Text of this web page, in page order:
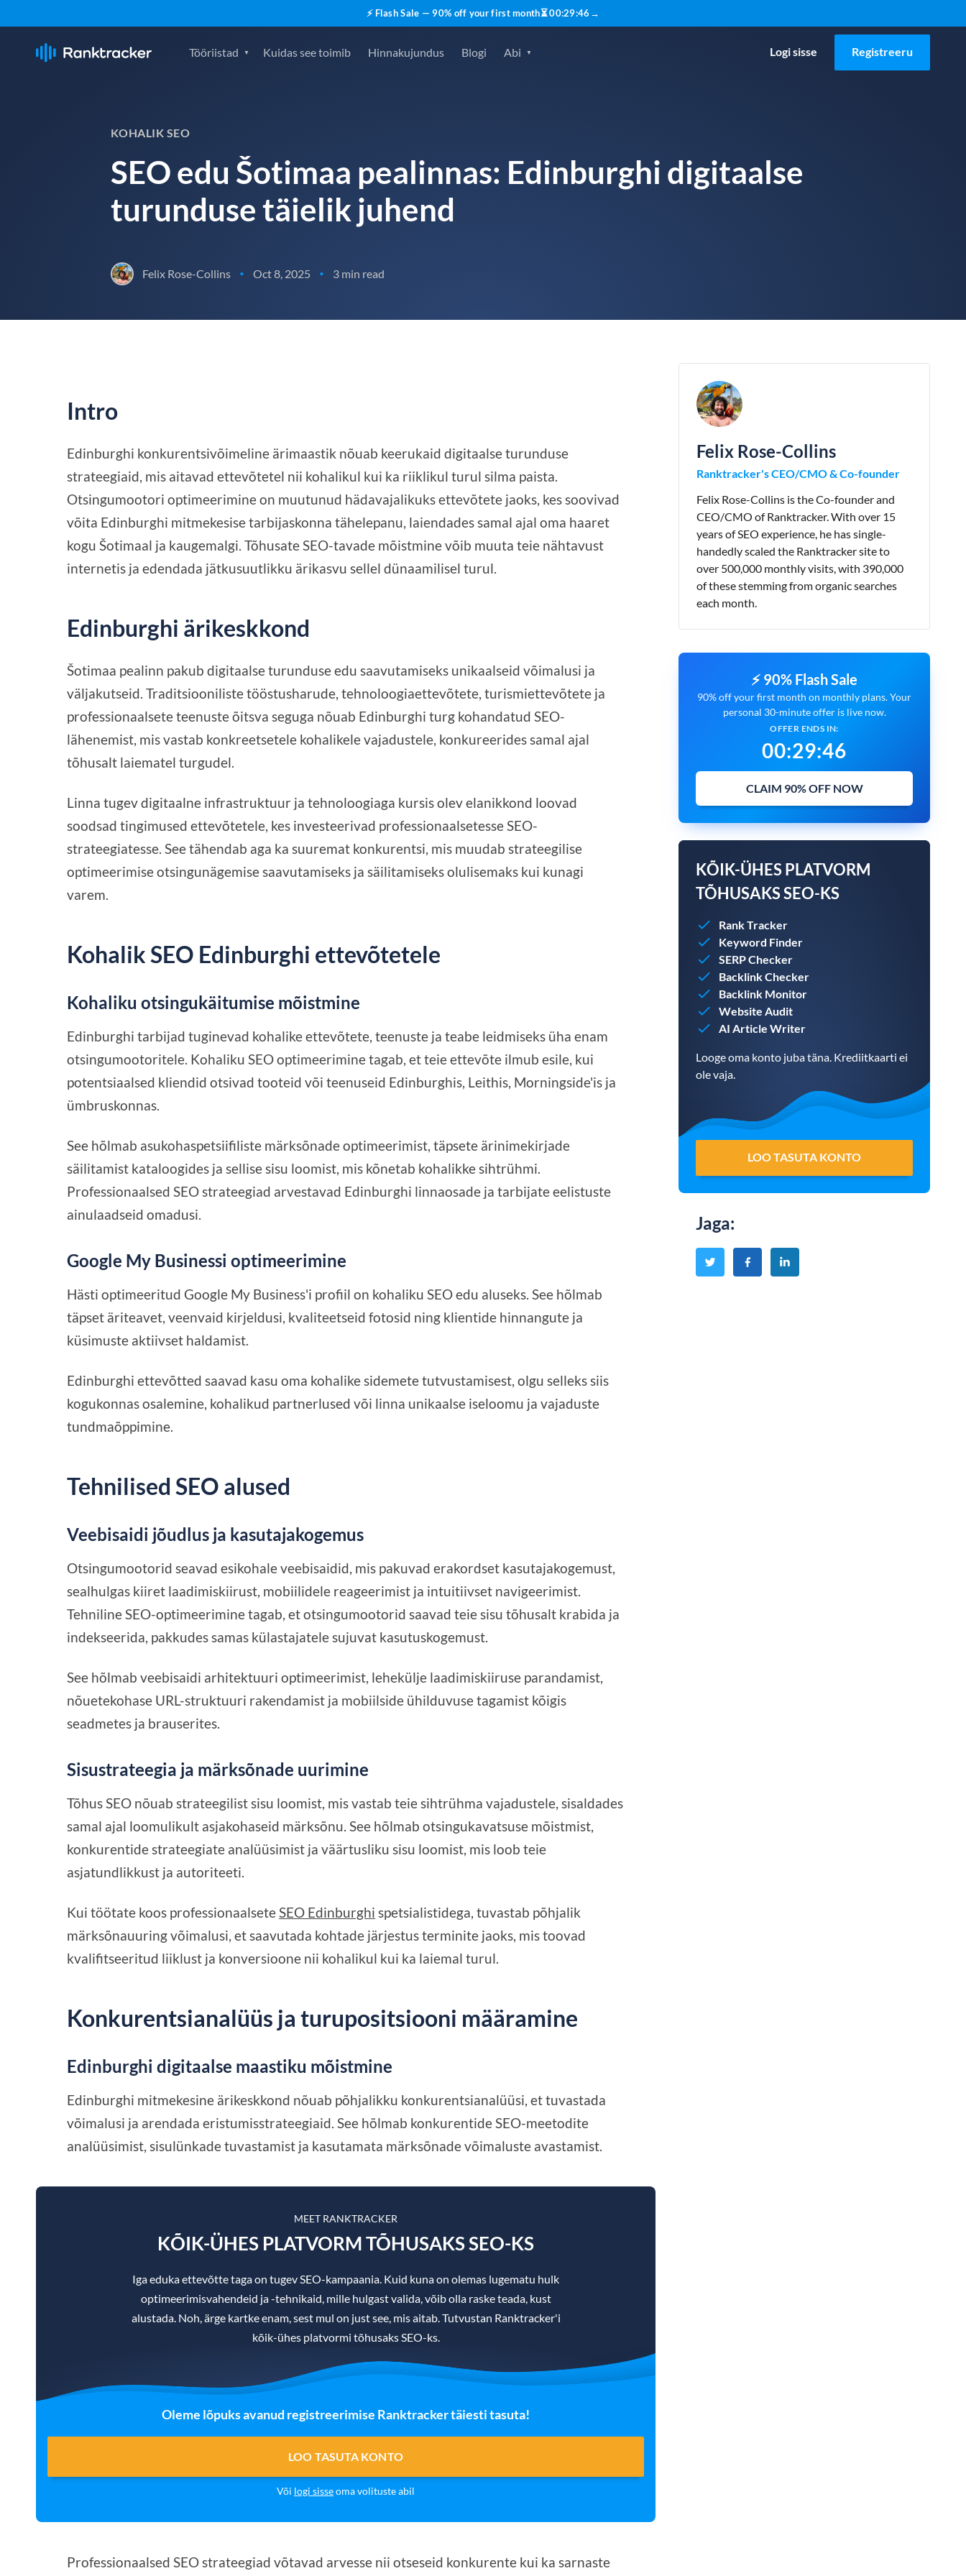
⚡ Flash Sale — 90% off your first month⏳00:29:45 →
Tööriistad Kuidas see toimib Hinnakujundus Blogi Abi Logi sisse Registreeru
KOHALIK SEO
SEO edu Šotimaa pealinnas: Edinburghi digitaalse
turunduse täielik juhend
Felix Rose-Collins • Oct 8, 2025 • 3 min read
Intro
Edinburghi konkurentsivõimeline ärimaastik nõuab keerukaid digitaalse turunduse
strateegiaid, mis aitavad ettevõtetel nii kohalikul kui ka riiklikul turul silma paista.
Otsingumootori optimeerimine on muutunud hädavajalikuks ettevõtete jaoks, kes soovivad
võita Edinburghi mitmekesise tarbijaskonna tähelepanu, laiendades samal ajal oma haaret
kogu Šotimaal ja kaugemalgi. Tõhusate SEO-tavade mõistmine võib muuta teie nähtavust
internetis ja edendada jätkusuutlikku ärikasvu sellel dünaamilisel turul.
Edinburghi ärikeskkond
Šotimaa pealinn pakub digitaalse turunduse edu saavutamiseks unikaalseid võimalusi ja
väljakutseid. Traditsiooniliste tööstusharude, tehnoloogiaettevõtete, turismiettevõtete ja
professionaalsete teenuste õitsva seguga nõuab Edinburghi turg kohandatud SEO-
lähenemist, mis vastab konkreetsetele kohalikele vajadustele, konkureerides samal ajal
tõhusalt laiematel turgudel.
Linna tugev digitaalne infrastruktuur ja tehnoloogiaga kursis olev elanikkond loovad
soodsad tingimused ettevõtetele, kes investeerivad professionaalsetesse SEO-
strateegiatesse. See tähendab aga ka suuremat konkurentsi, mis muudab strateegilise
optimeerimise otsingunägemise saavutamiseks ja säilitamiseks olulisemaks kui kunagi
varem.
Kohalik SEO Edinburghi ettevõtetele
Kohaliku otsingukäitumise mõistmine
Edinburghi tarbijad tuginevad kohalike ettevõtete, teenuste ja teabe leidmiseks üha enam
otsingumootoritele. Kohaliku SEO optimeerimine tagab, et teie ettevõte ilmub esile, kui
potentsiaalsed kliendid otsivad tooteid või teenuseid Edinburghis, Leithis, Morningside'is ja
ümbruskonnas.
See hõlmab asukohaspetsiifiliste märksõnade optimeerimist, täpsete ärinimekirjade
säilitamist kataloogides ja sellise sisu loomist, mis kõnetab kohalikke sihtrühmi.
Professionaalsed SEO strateegiad arvestavad Edinburghi linnaosade ja tarbijate eelistuste
ainulaadseid omadusi.
Google My Businessi optimeerimine
Hästi optimeeritud Google My Business'i profiil on kohaliku SEO edu aluseks. See hõlmab
täpset äriteavet, veenvaid kirjeldusi, kvaliteetseid fotosid ning klientide hinnangute ja
küsimuste aktiivset haldamist.
Edinburghi ettevõtted saavad kasu oma kohalike sidemete tutvustamisest, olgu selleks siis
kogukonnas osalemine, kohalikud partnerlused või linna unikaalse iseloomu ja vajaduste
tundmaõppimine.
Tehnilised SEO alused
Veebisaidi jõudlus ja kasutajakogemus
Otsingumootorid seavad esikohale veebisaidid, mis pakuvad erakordset kasutajakogemust,
sealhulgas kiiret laadimiskiirust, mobiilidele reageerimist ja intuitiivset navigeerimist.
Tehniline SEO-optimeerimine tagab, et otsingumootorid saavad teie sisu tõhusalt krabida ja
indekseerida, pakkudes samas külastajatele sujuvat kasutuskogemust.
See hõlmab veebisaidi arhitektuuri optimeerimist, lehekülje laadimiskiiruse parandamist,
nõuetekohase URL-struktuuri rakendamist ja mobiilside ühilduvuse tagamist kõigis
seadmetes ja brauserites.
Sisustrateegia ja märksõnade uurimine
Tõhus SEO nõuab strateegilist sisu loomist, mis vastab teie sihtrühma vajadustele, sisaldades
samal ajal loomulikult asjakohaseid märksõnu. See hõlmab otsingukavatsuse mõistmist,
konkurentide strateegiate analüüsimist ja väärtusliku sisu loomist, mis loob teie
asjatundlikkust ja autoriteeti.
Kui töötate koos professionaalseteSEO Edinburghi spetsialistidega, tuvastab põhjalik
märksõnauuring võimalusi, et saavutada kohtade järjestus terminite jaoks, mis toovad
kvalifitseeritud liiklust ja konversioone nii kohalikul kui ka laiemal turul.
Konkurentsianalüüs ja turupositsiooni määramine
Edinburghi digitaalse maastiku mõistmine
Edinburghi mitmekesine ärikeskkond nõuab põhjalikku konkurentsianalüüsi, et tuvastada
võimalusi ja arendada eristumisstrateegiaid. See hõlmab konkurentide SEO-meetodite
analüüsimist, sisulünkade tuvastamist ja kasutamata märksõnade võimaluste avastamist.
MEET RANKTRACKER
KÕIK-ÜHES PLATVORM TÕHUSAKS SEO-KS
Iga eduka ettevõtte taga on tugev SEO-kampaania. Kuid kuna on olemas lugematu hulk
optimeerimisvahendeid ja -tehnikaid, mille hulgast valida, võib olla raske teada, kust
alustada. Noh, ärge kartke enam, sest mul on just see, mis aitab. Tutvustan Ranktracker'i
kõik-ühes platvormi tõhusaks SEO-ks.
Oleme lõpuks avanud registreerimise Ranktracker täiesti tasuta!
LOO TASUTA KONTO
Või logi sisseoma volituste abil
Professionaalsed SEO strateegiad võtavad arvesse nii otseseid konkurente kui ka sarnaste
Felix Rose-Collins
Ranktracker's CEO/CMO & Co-founder
Felix Rose-Collins is the Co-founder and
CEO/CMO of Ranktracker. With over 15
years of SEO experience, he has single-
handedly scaled the Ranktracker site to
over 500,000 monthly visits, with 390,000
of these stemming from organic searches
each month.
⚡ 90% Flash Sale
90% off your first month on monthly plans. Your
personal 30-minute offer is live now.
OFFER ENDS IN:
00:29:45
CLAIM 90% OFF NOW
KÕIK-ÜHES PLATVORM
TÕHUSAKS SEO-KS
Rank Tracker
Keyword Finder
SERP Checker
Backlink Checker
Backlink Monitor
Website Audit
AI Article Writer
Looge oma konto juba täna. Krediitkaarti ei
ole vaja.
LOO TASUTA KONTO
Jaga: